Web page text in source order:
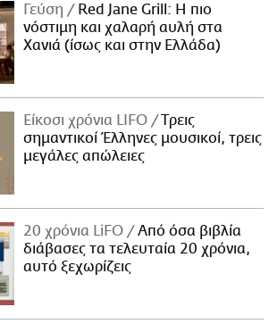
Γεύση
Red Jane Grill: Η πιο
νόστιμη και χαλαρή αυλή στα
Χανιά (ίσως και στην Ελλάδα)
Είκοσι χρόνια LIFO
Tρεις
σημαντικοί Έλληνες μουσικοί, τρεις
μεγάλες απώλειες
20 χρόνια LiFO
Από όσα βιβλία
διάβασες τα τελευταία 20 χρόνια,
αυτό ξεχωρίζεις